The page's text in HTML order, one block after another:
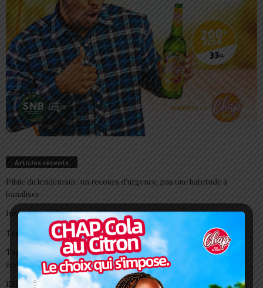
Articles récents
Pilule du lendemain : un recours d’urgence, pas une habitude à
banaliser
Interclubs CAF: ASCK et ASKO face à deux gros morceaux
Togo/ Boissons énergisantes: l’État tire la sonnette d’alarme
Togo/ Rentrée scolaire 2026-2027: consultez la liste officielle des
écoles autorisées
ESSAL 2026 : les admissibles convoqués pour la visite médicale à